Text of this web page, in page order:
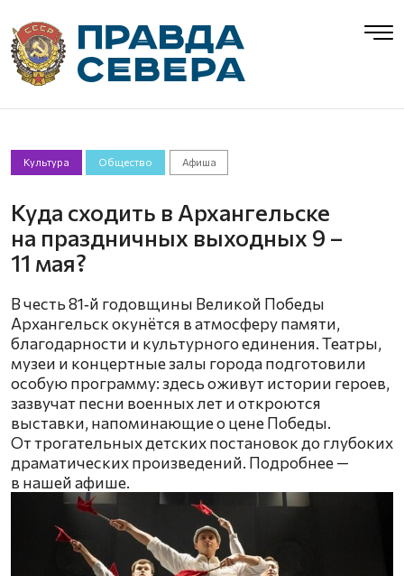
Культура Общество Афиша
Куда сходить в Архангельске
на праздничных выходных 9 –
11 мая?
В честь 81‑й годовщины Великой Победы
Архангельск окунётся в атмосферу памяти,
благодарности и культурного единения. Театры,
музеи и концертные залы города подготовили
особую программу: здесь оживут истории героев,
зазвучат песни военных лет и откроются
выставки, напоминающие о цене Победы.
От трогательных детских постановок до глубоких
драматических произведений. Подробнее —
в нашей афише.